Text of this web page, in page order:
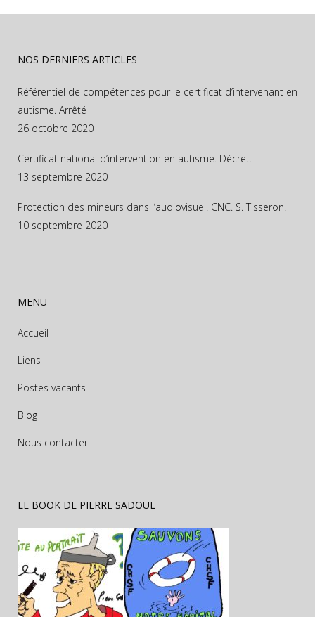
NOS DERNIERS ARTICLES
Référentiel de compétences pour le certificat d’intervenant en
autisme. Arrêté
26 octobre 2020
Certificat national d’intervention en autisme. Décret.
13 septembre 2020
Protection des mineurs dans l’audiovisuel. CNC. S. Tisseron.
10 septembre 2020
MENU
Accueil
Liens
Postes vacants
Blog
Nous contacter
LE BOOK DE PIERRE SADOUL